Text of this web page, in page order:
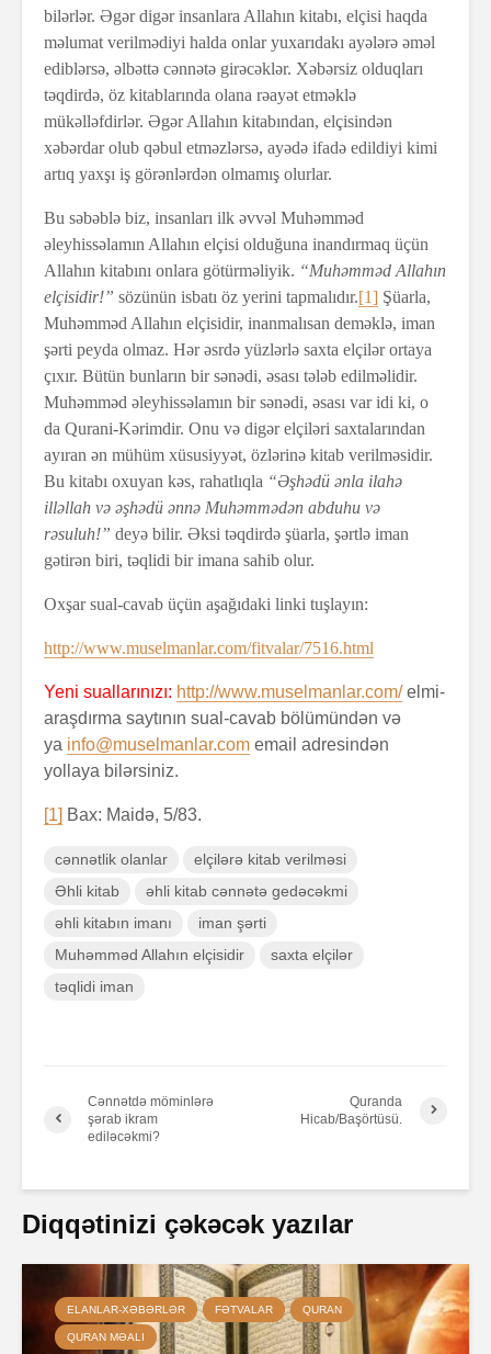
bilərlər. Əgər digər insanlara Allahın kitabı, elçisi haqda
məlumat verilmədiyi halda onlar yuxarıdakı ayələrə əməl
ediblərsə, əlbəttə cənnətə girəcəklər. Xəbərsiz olduqları
təqdirdə, öz kitablarında olana rəayət etməklə
mükəlləfdirlər. Əgər Allahın kitabından, elçisindən
xəbərdar olub qəbul etməzlərsə, ayədə ifadə edildiyi kimi
artıq yaxşı iş görənlərdən olmamış olurlar.
Bu səbəblə biz, insanları ilk əvvəl Muhəmməd
əleyhissəlamın Allahın elçisi olduğuna inandırmaq üçün
Allahın kitabını onlara götürməliyik. “Muhəmməd Allahın
elçisidir!” sözünün isbatı öz yerini tapmalıdır.[1] Şüarla,
Muhəmməd Allahın elçisidir, inanmalısan deməklə, iman
şərti peyda olmaz. Hər əsrdə yüzlərlə saxta elçilər ortaya
çıxır. Bütün bunların bir sənədi, əsası tələb edilməlidir.
Muhəmməd əleyhissəlamın bir sənədi, əsası var idi ki, o
da Qurani-Kərimdir. Onu və digər elçiləri saxtalarından
ayıran ən mühüm xüsusiyyət, özlərinə kitab verilməsidir.
Bu kitabı oxuyan kəs, rahatlıqla “Əşhədü ənla ilahə
illəllah və əşhədü ənnə Muhəmmədən abduhu və
rəsuluh!” deyə bilir. Əksi təqdirdə şüarla, şərtlə iman
gətirən biri, təqlidi bir imana sahib olur.
Oxşar sual-cavab üçün aşağıdaki linki tuşlayın:
http://www.muselmanlar.com/fitvalar/7516.html
Yeni suallarınızı: http://www.muselmanlar.com/elmi-
araşdırma saytının sual-cavab bölümündən və
ya info@muselmanlar.com email adresindən
yollaya bilərsiniz.
[1] Bax: Maidə, 5/83.
cənnətlik olanlar
elçilərə kitab verilməsi
Əhli kitab
əhli kitab cənnətə gedəcəkmi
əhli kitabın imanı
iman şərti
Muhəmməd Allahın elçisidir
saxta elçilər
təqlidi iman
Cənnətdə möminlərə
şərab ikram
ediləcəkmi?
Quranda
Hicab/Başörtüsü.
Diqqətinizi çəkəcək yazılar
ELANLAR-XƏBƏRLƏR FƏTVALAR QURAN
QURAN MƏALI